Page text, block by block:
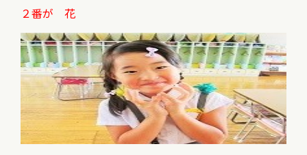
２番が 花